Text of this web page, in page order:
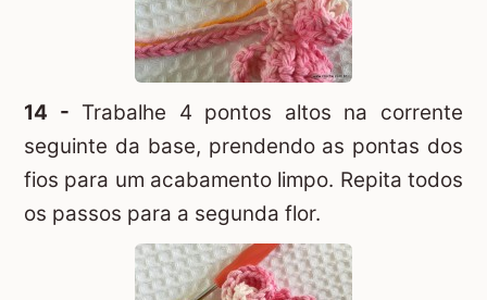
14 - Trabalhe 4 pontos altos na corrente
seguinte da base, prendendo as pontas dos
fios para um acabamento limpo. Repita todos
os passos para a segunda flor.